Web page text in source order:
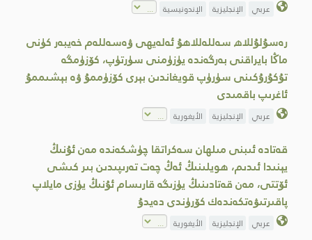
عربي الإنجليزية الإندونيسية
رەسۇلۇللاھ سەللەللاھۇ ئەلەيھى ۋەسەللەم خەيبەر كۈنى
ماڭا بايراقنى بەرگەندە يۈزۈمنى سۈرتۈپ، كۆزۈمگە
تۇكۇرۇكىنى سۈرۈپ قويغاندىن بېرى كۆزۈممۇ ۋە بېشىممۇ
ئاغرىپ باقمىدى
عربي الإنجليزية الأيغورية
قەتادە ئىبنى مىلھان سەكراتقا چۈشكەندە مەن ئۇنىڭ
يېنىدا ئىدىم، ھويلىنىڭ ئەڭ چەت تەرىپىدىن بىر كىشى
ئۆتتى، مەن قەتادىنىڭ يۈزىگە قارىسام ئۇنىڭ يۈزى مايلاپ
پاقىرتىۋەتكەندەك كۆرۈندى دەيدۇ
عربي الإنجليزية الأيغورية